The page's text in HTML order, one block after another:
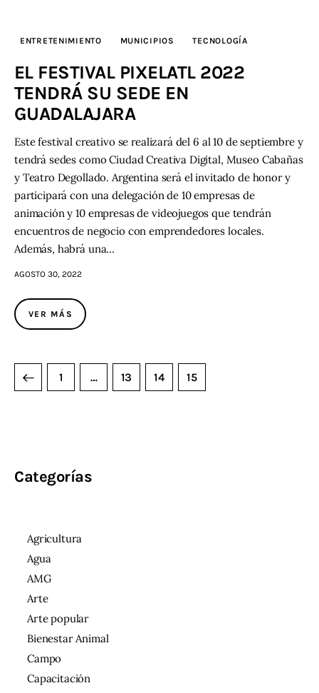
ENTRETENIMIENTO MUNICIPIOS TECNOLOGÍA
EL FESTIVAL PIXELATL 2022
TENDRÁ SU SEDE EN
GUADALAJARA
Este festival creativo se realizará del 6 al 10 de septiembre y
tendrá sedes como Ciudad Creativa Digital, Museo Cabañas
y Teatro Degollado. Argentina será el invitado de honor y
participará con una delegación de 10 empresas de
animación y 10 empresas de videojuegos que tendrán
encuentros de negocio con emprendedores locales.
Además, habrá una…
AGOSTO 30, 2022
VER MÁS
1 … 13 14 15
Categorías
Agricultura
Agua
AMG
Arte
Arte popular
Bienestar Animal
Campo
Capacitación